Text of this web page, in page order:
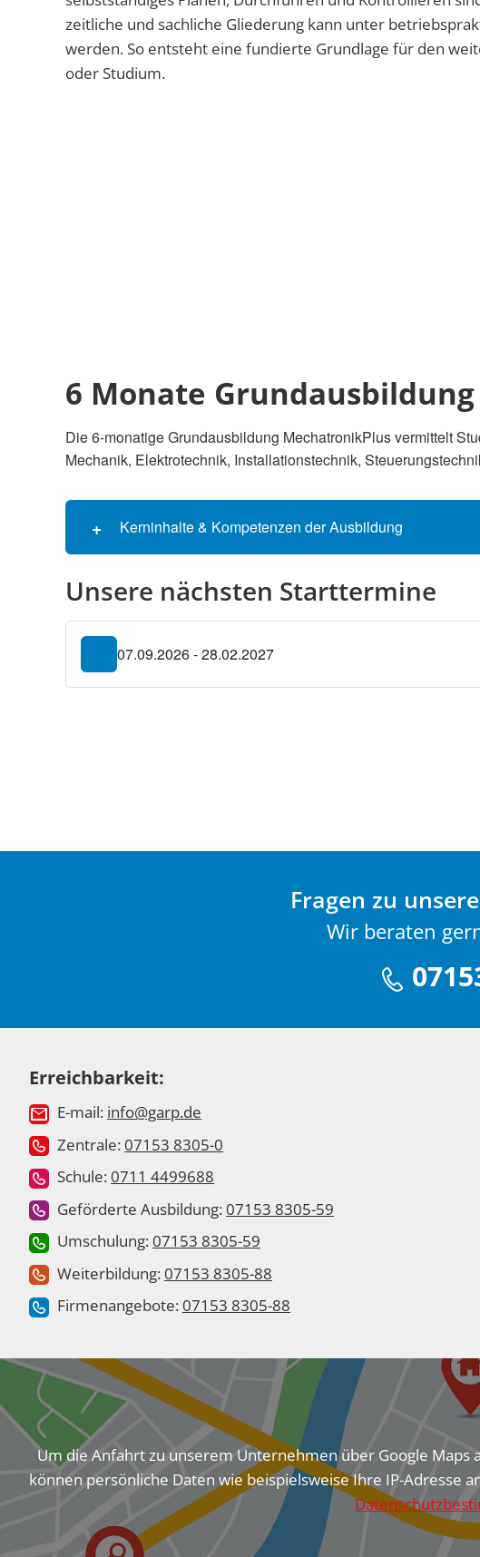
zeitliche und sachliche Gliederung kann unter
werden. So entsteht eine fundierte Grundlage für den
oder Studium.
6 Monate Grundausbildung
Die 6-monatige Grundausbildung MechatronikPlus vermittelt
Mechanik, Elektrotechnik, Installationstechnik,
Kerninhalte & Kompetenzen der Ausbildung
Unsere nächsten Starttermine
07.09.2026 - 28.02.2027
Fragen zu
Wir beraten
Erreichbarkeit:
E-mail: info@garp.de
Zentrale: 07153 8305-0
Schule: 0711 4499688
Geförderte Ausbildung: 07153 8305-59
Umschulung: 07153 8305-59
Weiterbildung: 07153 8305-88
Firmenangebote: 07153 8305-88
Um die Anfahrt zu unserem Unternehmen über Google Maps
können persönliche Daten wie beispielsweise Ihre IP-Adresse